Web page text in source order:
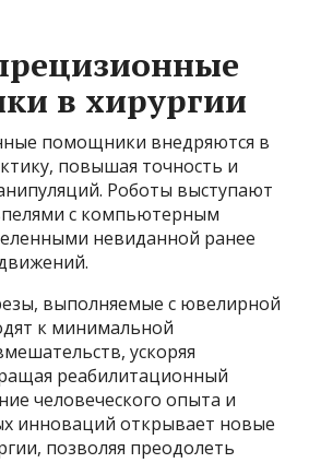
в хирургии
помощники внедряются в
повышая точность и
Роботы выступают
с компьютерным
невиданной ранее
выполняемые с ювелирной
к минимальной
ускоряя
реабилитационный
человеческого опыта и
инноваций открывает новые
позволяя преодолеть